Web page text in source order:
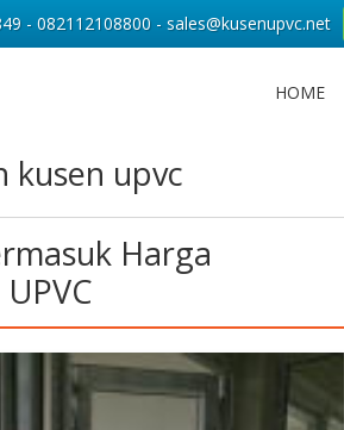
HOME
kusen upvc
Harga
- 082112108800 - sales@kusenupvc.net